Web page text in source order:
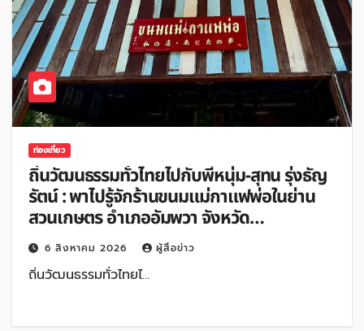
ท่องเที่ยว
ถิ่นวัฒนธรรมทั่วไทยไปกับพี่หนุ่ม-สุทน รุ่งธัญ
รัตน์ : พาไปรู้จักร้านขนมแม่กาแฟพ่อในย่าน
สวนเกษตร อำเภออัมพวา จังหวัด
สมุทรสงคราม
6 สิงหาคม 2026 ผู้สื่อข่าว
ถิ่นวัฒนธรรมทั่วไทยไ…